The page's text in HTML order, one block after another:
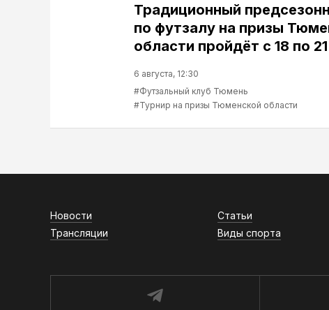
Традиционный
по футзалу на призы
области пройдёт с 18 по
6 августа, 12:30
#Футзальный клуб Тюмень
#Турнир на призы Тюменской области
Новости Статьи
Трансляции
Виды спорта